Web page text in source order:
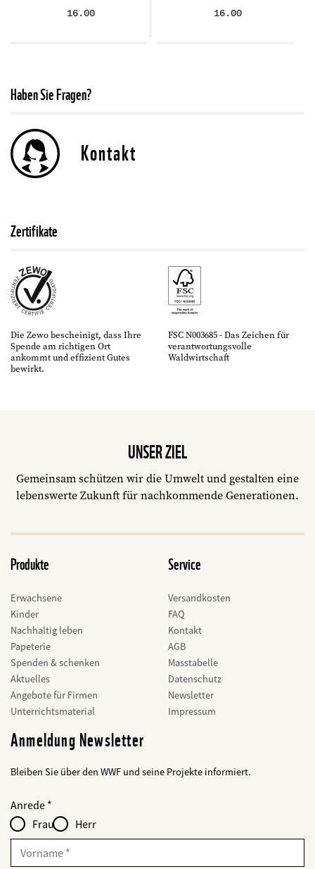
16.00 16.00
Haben Sie Fragen?
Kontakt
Zertifikate
Die Zewo bescheinigt, dass Ihre
Spende am richtigen Ort
ankommt und effizient Gutes
bewirkt.
FSC N003685 - Das Zeichen für
verantwortungsvolle
Waldwirtschaft
UNSER ZIEL
Gemeinsam schützen wir die Umwelt und gestalten eine
lebenswerte Zukunft für nachkommende Generationen.
Produkte
Erwachsene
Kinder
Nachhaltig leben
Papeterie
Spenden & schenken
Aktuelles
Angebote für Firmen
Unterrichtsmaterial
Service
Versandkosten
FAQ
Kontakt
AGB
Masstabelle
Datenschutz
Newsletter
Impressum
Anmeldung Newsletter
Bleiben Sie über den WWF und seine Projekte informiert.
Infofelder
löschen
-
für
web2lead
Anrede
Frau
Herr
Vorname